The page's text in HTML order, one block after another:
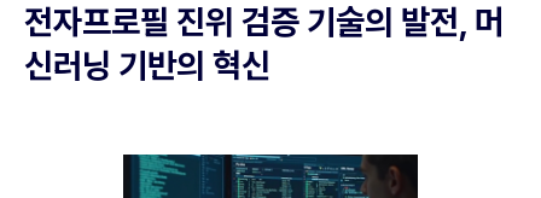
전자프로필 진위 검증 기술의 발전, 머
신러닝 기반의 혁신